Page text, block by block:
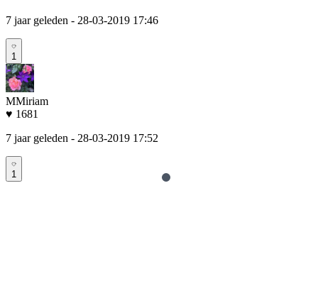
7 jaar geleden - 28-03-2019 17:46
1
MMiriam
♥ 1681
7 jaar geleden - 28-03-2019 17:52
1